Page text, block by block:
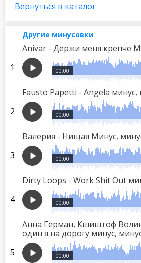
Вернуться в каталог
Другие минусовки
Anivar - Держи меня крепче
00:00
Fausto Papetti - Angela минус,
00:00
Валерия - Нищая Минус,
00:00
Dirty Loops - Work Shit Out
00:00
Анна Герман, Кшиштоф
один я на дорогу минус,
00:00